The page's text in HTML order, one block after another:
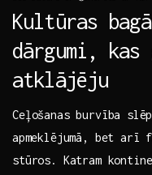
Kultūras
dārgumi, kas
atklājēju
Ceļošanas‌ burvība
⁢apmeklējumā, bet arī
stūros. Katram